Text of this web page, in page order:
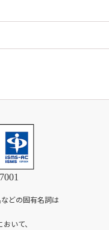
どの固有名詞は
いて、